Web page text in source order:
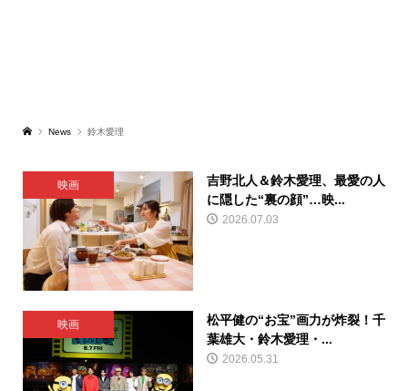
News 鈴木愛理
映画
吉野北人＆鈴木愛理、最愛の人
に隠した“裏の顔”…映...
2026.07.03
映画
松平健の“お宝”画力が炸裂！千
葉雄大・鈴木愛理・...
2026.05.31